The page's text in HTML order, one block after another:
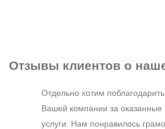
Отзывы клиентов о
Отдельно хотим
Вашей компании за оказанные
услуги. Нам понравилось